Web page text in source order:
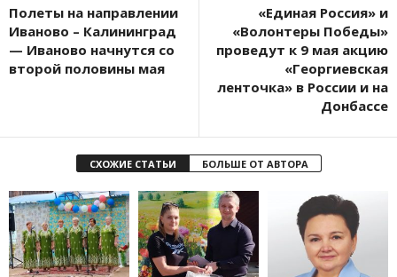
Полеты на направлении
Иваново – Калининград
— Иваново начнутся со
второй половины мая
«Единая Россия» и
«Волонтеры Победы»
проведут к 9 мая акцию
«Георгиевская
ленточка» в России и на
Донбассе
СХОЖИЕ СТАТЬИ БОЛЬШЕ ОТ АВТОРА